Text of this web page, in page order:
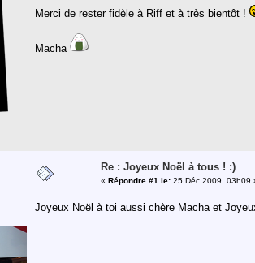
Merci de rester fidèle à Riff et à très bientôt !
Macha
Re : Joyeux Noël à tous ! :)
« Répondre #1 le: 25 Déc 2009, 03h09
Joyeux Noël à toi aussi chère Macha et